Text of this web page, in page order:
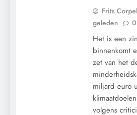
Frits
geleden
0
Het is een
binnenkomt
zet van het
miljard euro
volgens